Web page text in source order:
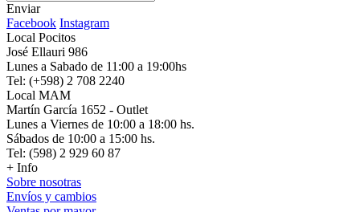
Enviar
Facebook Instagram
Local Pocitos
José Ellauri 986
Lunes a Sabado de 11:00 a 19:00hs
Tel: (+598) 2 708 2240
Local MAM
Martín García 1652 - Outlet
Lunes a Viernes de 10:00 a 18:00 hs.
Sábados de 10:00 a 15:00 hs.
Tel: (598) 2 929 60 87
+ Info
Sobre nosotras
Envíos y cambios